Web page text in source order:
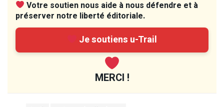
Votre soutien nous aide à nous défendre et à
préserver notre liberté éditoriale.
Je soutiens u-Trail
MERCI !